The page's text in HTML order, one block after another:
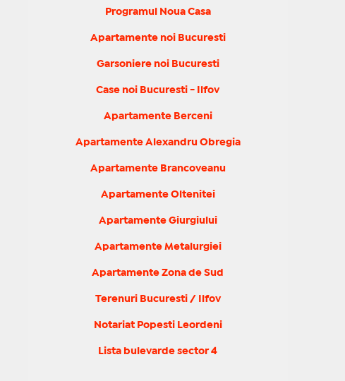
Programul Noua Casa
Apartamente noi Bucuresti
Garsoniere noi Bucuresti
Case noi Bucuresti - Ilfov
Apartamente Berceni
Apartamente Alexandru Obregia
Apartamente Brancoveanu
Apartamente Oltenitei
Apartamente Giurgiului
Apartamente Metalurgiei
Apartamente Zona de Sud
Terenuri Bucuresti / Ilfov
Notariat Popesti Leordeni
Lista bulevarde sector 4